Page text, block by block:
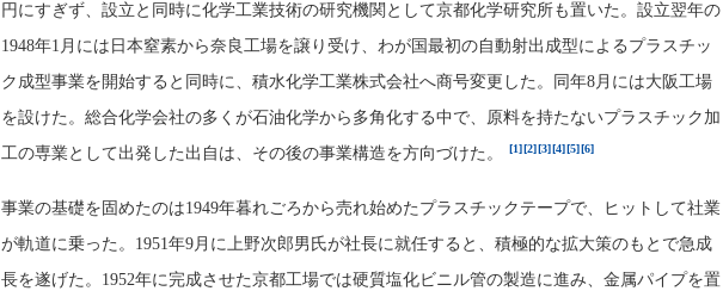
円にすぎず、設立と同時に化学工業技術の研究機関として京都化学研究所も置いた。設立翌年の
1948年1月には日本窒素から奈良工場を譲り受け、わが国最初の自動射出成型によるプラスチッ
ク成型事業を開始すると同時に、積水化学工業株式会社へ商号変更した。同年8月には大阪工場
を設けた。総合化学会社の多くが石油化学から多角化する中で、原料を持たないプラスチック加
工の専業として出発した出自は、その後の事業構造を方向づけた。
[1][2][3][4][5][6]
事業の基礎を固めたのは1949年暮れごろから売れ始めたプラスチックテープで、ヒットして社業
が軌道に乗った。1951年9月に上野次郎男氏が社長に就任すると、積極的な拡大策のもとで急成
長を遂げた。1952年に完成させた京都工場では硬質塩化ビニル管の製造に進み、金属パイプを置